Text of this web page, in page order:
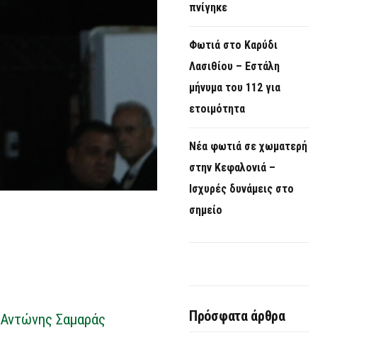
Αντώνης Σαμαράς
πνίγηκε
Φωτιά στο Καρύδι
Λασιθίου – Εστάλη
μήνυμα του 112 για
ετοιμότητα
Νέα φωτιά σε χωματερή
στην Κεφαλονιά –
Ισχυρές δυνάμεις στο
σημείο
Πρόσφατα άρθρα